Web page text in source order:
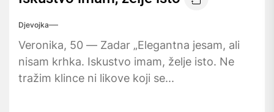
Djevojka
Veronika, 50 — Zadar „Elegantna jesam, ali
nisam krhka. Iskustvo imam, želje isto. Ne
tražim klince ni likove koji se...